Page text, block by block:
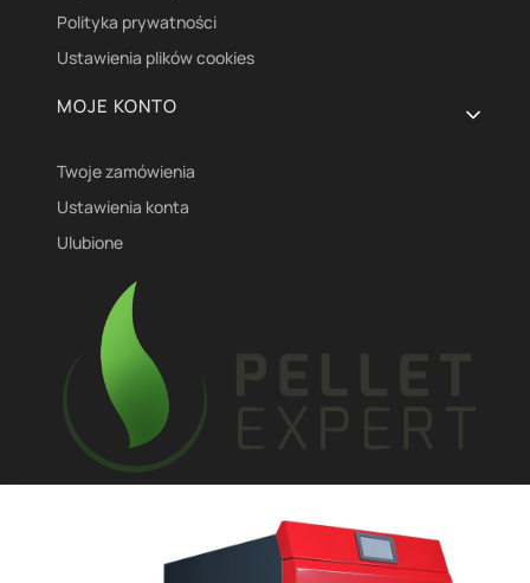
Polityka prywatności
Ustawienia plików cookies
MOJE KONTO
Twoje zamówienia
Ustawienia konta
Ulubione
ul. Mickiewicza 48/50